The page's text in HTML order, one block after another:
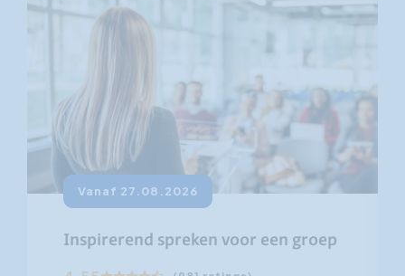
Vanaf 27.08.2026
Inspirerend spreken voor een groep